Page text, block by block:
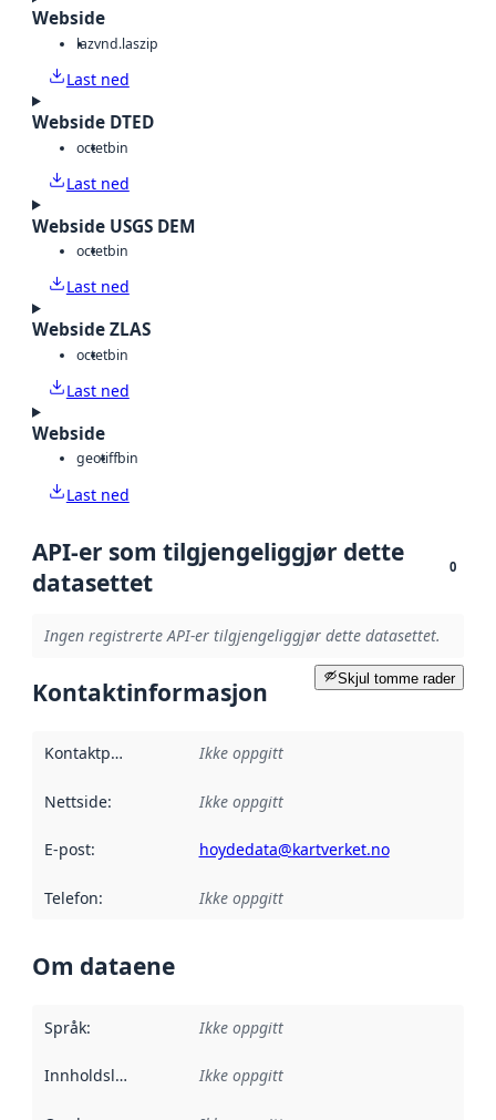
Webside
lazvnd.laszip
Last ned
Webside DTED
octetbin
Last ned
Webside USGS DEM
octetbin
Last ned
Webside ZLAS
octetbin
Last ned
Webside
geotiffbin
Last ned
API-er som tilgjengeliggjør dette
datasettet
0
Ingen registrerte API-er tilgjengeliggjør dette datasettet.
Skjul tomme rader
Kontaktinformasjon
Kontaktpunkt Ikke oppgitt
Nettside: Ikke oppgitt
E-post: hoydedata@kartverket.no
Telefon: Ikke oppgitt
Om dataene
Språk: Ikke oppgitt
Innholdsleverandører :
Ikke oppgitt